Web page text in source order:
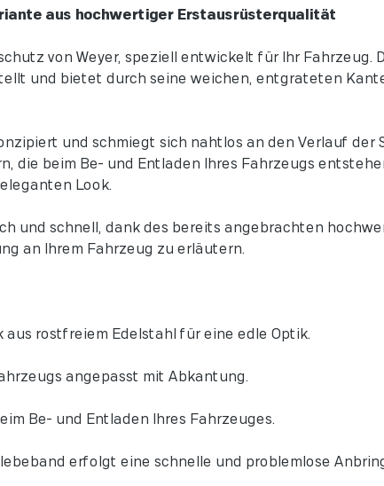
aus hochwertiger Erstausrüsterqualität
von Weyer, speziell entwickelt für Ihr Fahrzeug.
und bietet durch seine weichen, entgrateten
und schmiegt sich nahtlos an den Verlauf
die beim Be- und Entladen Ihres Fahrzeugs
Look.
und schnell, dank des bereits angebrachten
an Ihrem Fahrzeug zu erläutern.
rostfreiem Edelstahl für eine edle Optik.
angepasst mit Abkantung.
Be- und Entladen Ihres Fahrzeuges.
erfolgt eine schnelle und problemlose